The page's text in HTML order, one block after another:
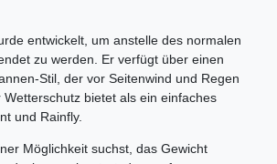
entwickelt, um anstelle des normalen
zu werden. Er verfügt über einen
Stil, der vor Seitenwind und Regen
bietet als ein einfaches
und Rainfly.
Möglichkeit suchst, das Gewicht